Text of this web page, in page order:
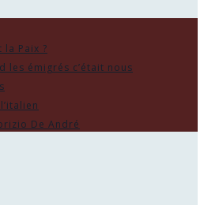
la Paix ?
les émigrés c’était nous
De André